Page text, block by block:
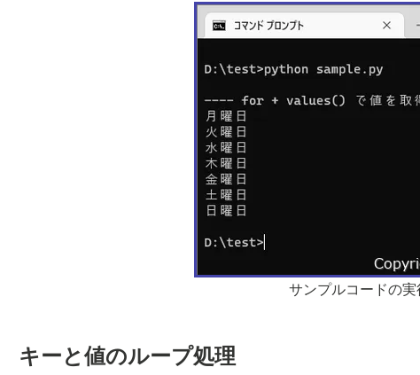
サンプルコードの実
キーと値のループ処理